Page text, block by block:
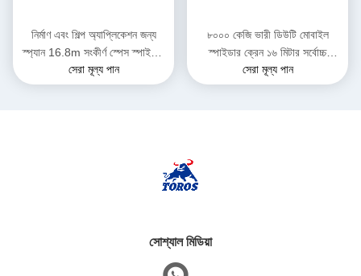
নির্মাণ এবং শিল্প অ্যাপ্লিকেশন জন্য
স্প্যান 16.8m সংকীর্ণ স্পেস স্পাইডার
ক্রেন
সেরা মূল্য পান
৮০০০ কেজি ভারী ডিউটি মোবাইল
স্পাইডার ক্রেন ১৬ মিটার সর্বোচ্চ
উত্তোলনের উচ্চতা
সেরা মূল্য পান
সোশ্যাল মিডিয়া